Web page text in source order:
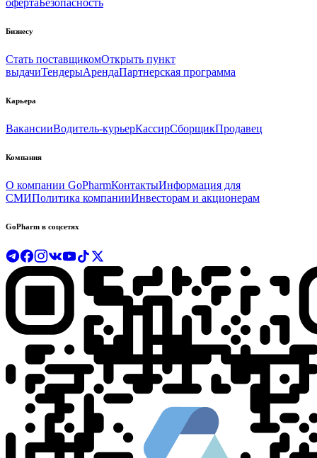
офертаБезопасность
Бизнесу
Стать поставщикомОткрыть пункт
выдачиТендерыАрендаПартнерская программа
Карьера
ВакансииВодитель-курьерКассирСборщикПродавец
Компания
О компании GoPharmКонтактыИнформация для
СМИПолитика компанииИнвесторам и акционерам
GoPharm в соцсетях